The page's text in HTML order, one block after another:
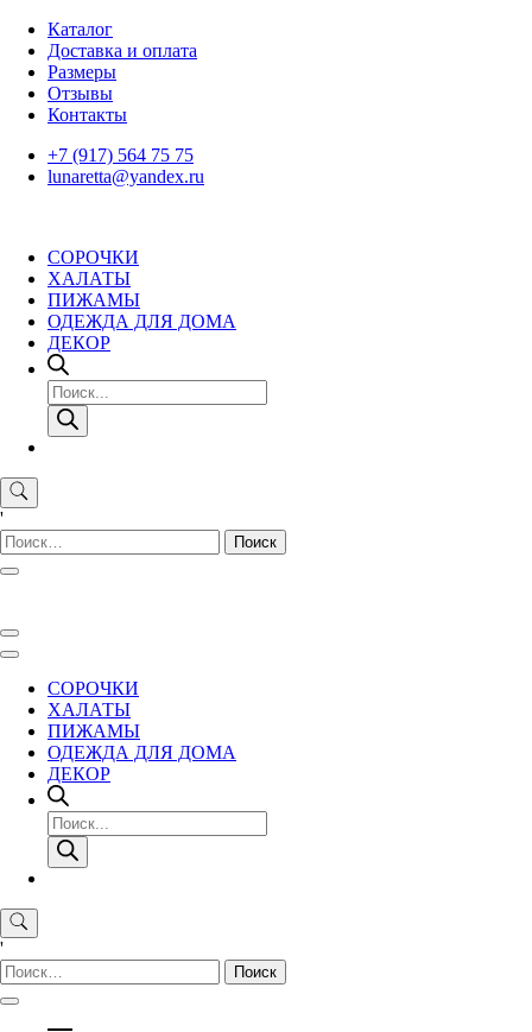
Skip
content
Каталог
Доставка и оплата
Размеры
Отзывы
Контакты
+7 (917) 564 75 75
lunaretta@yandex.ru
СОРОЧКИ
ХАЛАТЫ
ПИЖАМЫ
ОДЕЖДА ДЛЯ ДОМА
ДЕКОР
Поиск
товаров
'
Найти:
СОРОЧКИ
ХАЛАТЫ
ПИЖАМЫ
ОДЕЖДА ДЛЯ ДОМА
ДЕКОР
Поиск
товаров
'
Найти: